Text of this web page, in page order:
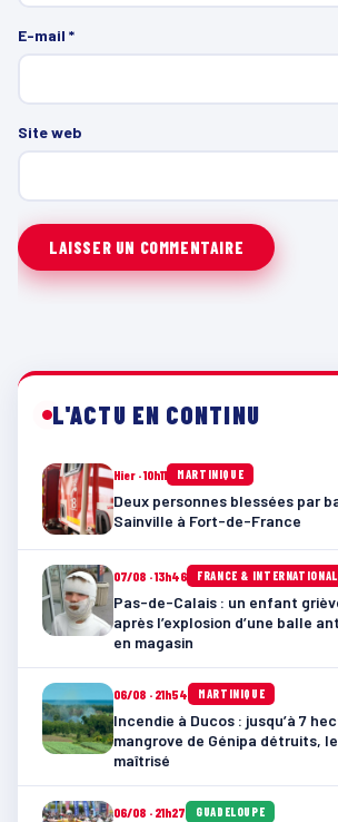
E-mail *
Site web
L'ACTU EN CONTINU
Hier · 10h11 MARTINIQUE
Deux personnes blessées par
Sainville à Fort-de-France
07/08 · 13h46 FRANCE &
Pas-de-Calais : un enfant
après l’explosion d’une balle
en magasin
06/08 · 21h54 MARTINIQUE
Incendie à Ducos : jusqu’à 7
mangrove de Génipa détruits,
maîtrisé
06/08 · 21h27 GUADELOUPE